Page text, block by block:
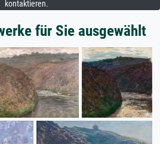
kontaktieren.
für Sie ausgewählt